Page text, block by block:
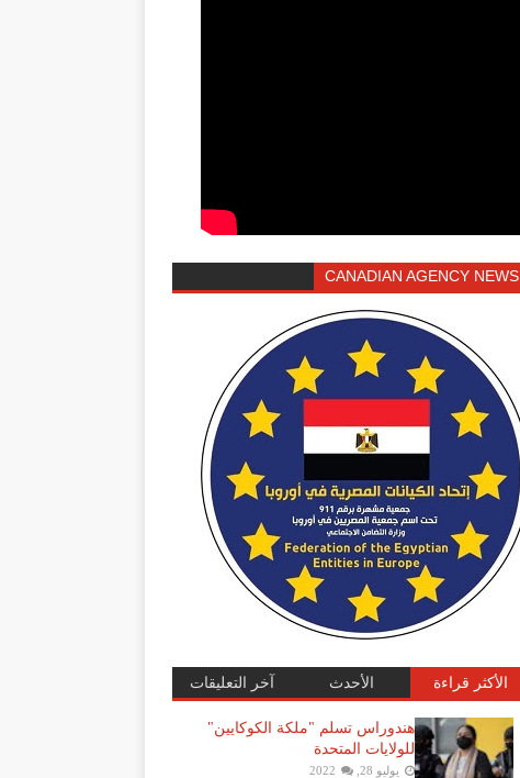
CANADIAN AGENCY NEWS
الأكثر قراءة الأحدث آخر التعليقات
هندوراس تسلم "ملكة الكوكايين"
للولايات المتحدة
يوليو 28, 2022